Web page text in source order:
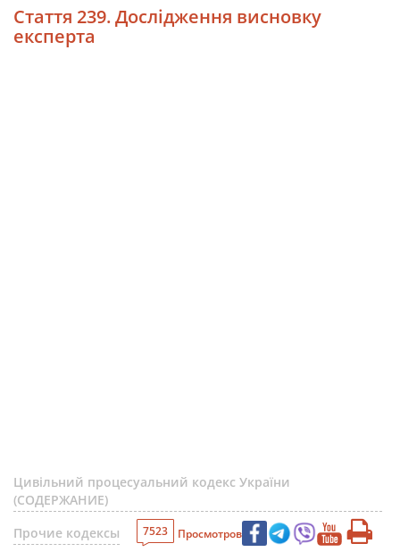
Стаття 239. Дослідження висновку
експерта
Цивільний процесуальний кодекс України
(СОДЕРЖАНИЕ)
Прочие кодексы
7523 Просмотров